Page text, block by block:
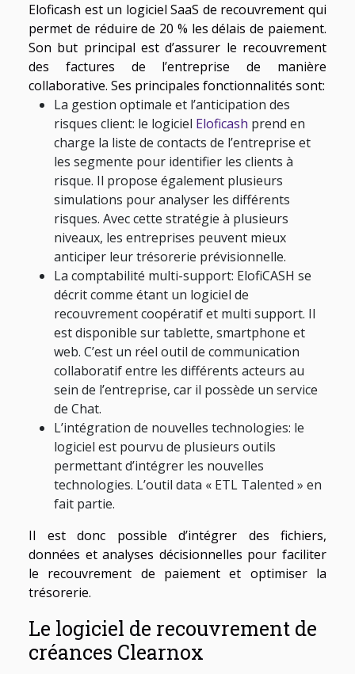
Eloficash est un logiciel SaaS de recouvrement qui
permet de réduire de 20 % les délais de paiement.
Son but principal est d’assurer le recouvrement
des factures de l’entreprise de manière
collaborative. Ses principales fonctionnalités sont:
La gestion optimale et l’anticipation des
risques client: le logiciel Eloficash prend en
charge la liste de contacts de l’entreprise et
les segmente pour identifier les clients à
risque. Il propose également plusieurs
simulations pour analyser les différents
risques. Avec cette stratégie à plusieurs
niveaux, les entreprises peuvent mieux
anticiper leur trésorerie prévisionnelle.
La comptabilité multi-support: ElofiCASH se
décrit comme étant un logiciel de
recouvrement coopératif et multi support. Il
est disponible sur tablette, smartphone et
web. C’est un réel outil de communication
collaboratif entre les différents acteurs au
sein de l’entreprise, car il possède un service
de Chat.
L’intégration de nouvelles technologies: le
logiciel est pourvu de plusieurs outils
permettant d’intégrer les nouvelles
technologies. L’outil data « ETL Talented » en
fait partie.
Il est donc possible d’intégrer des fichiers,
données et analyses décisionnelles pour faciliter
le recouvrement de paiement et optimiser la
trésorerie.
Le logiciel de recouvrement de
créances Clearnox